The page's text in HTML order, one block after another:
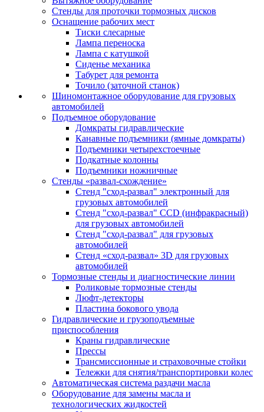
Стенды для проточки тормозных дисков
Оснащение рабочих мест
Тиски слесарные
Лампа переноска
Лампа с катушкой
Сиденье механика
Табурет для ремонта
Точило (заточной станок)
Шиномонтажное оборудование для грузовых
автомобилей
Подъемное оборудование
Домкраты гидравлические
Канавные подъемники (ямные домкраты)
Подъемники четырехстоечные
Подкатные колонны
Подъемники ножничные
Стенды «развал-схождение»
Стенд "сход-развал" электронный для
грузовых автомобилей
Стенд "сход-развал" CCD (инфракрасный)
для грузовых автомобилей
Стенд "сход-развал" для грузовых
автомобилей
Стенд «сход-развал» 3D для грузовых
автомобилей
Тормозные стенды и диагностические линии
Роликовые тормозные стенды
Люфт-детекторы
Пластина бокового увода
Гидравлические и грузоподъемные
приспособления
Краны гидравлические
Прессы
Трансмиссионные и страховочные стойки
Тележки для снятия/транспортировки колес
Автоматическая система раздачи масла
Оборудование для замены масла и
технологических жидкостей